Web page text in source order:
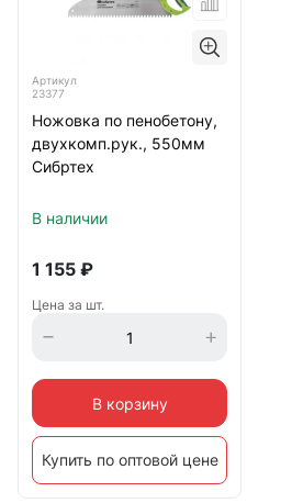
Артикул
23377
Ножовка по пенобетону,
двухкомп.рук., 550мм
Сибртех
В наличии
1 155 ₽
Цена за шт.
В корзину
Купить по оптовой цене